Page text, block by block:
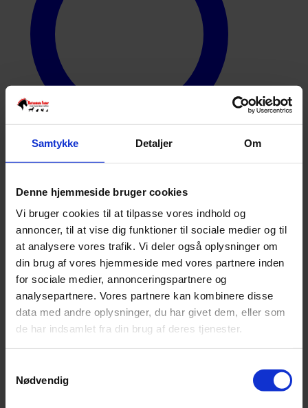
Samtykke Detaljer Om
Denne hjemmeside bruger cookies
Vi bruger cookies til at tilpasse vores indhold og
annoncer, til at vise dig funktioner til sociale medier og til
at analysere vores trafik. Vi deler også oplysninger om
din brug af vores hjemmeside med vores partnere inden
for sociale medier, annonceringspartnere og
analysepartnere. Vores partnere kan kombinere disse
data med andre oplysninger, du har givet dem, eller som
de har indsamlet fra din brug af deres tjenester.
Nødvendig
Sommerens åbningstider
Sommerferien nærmer sig, måske du skal have tanket foder op inden
ferien?
Vi gør som vi plejer, begrænset åbent i ugerne 28, 29 & 30:
Mandag: kl. 10 – 15.30
Onsdag: Lukket
Fredag: Lukket
lørdag: kl. 10 – 13